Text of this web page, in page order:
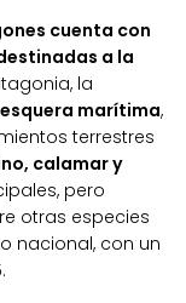
cuenta con
a la
la
marítima,
terrestres
calamar y
pero
otras especies
nacional, con un